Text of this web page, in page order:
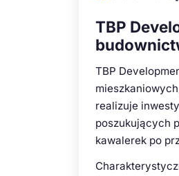
TBP
TBP
realizuje
poszukujących
kawalerek po